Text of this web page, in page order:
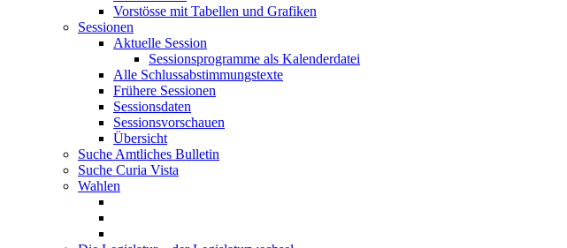
Vorstösse mit Tabellen und Grafiken
Sessionen
Aktuelle Session
Sessionsprogramme als Kalenderdatei
Alle Schlussabstimmungstexte
Frühere Sessionen
Sessionsdaten
Sessionsvorschauen
Übersicht
Suche Amtliches Bulletin
Suche Curia Vista
Wahlen